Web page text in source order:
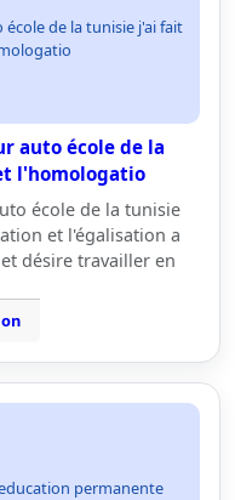
de la tunisie j'ai fait
auto école de la
l'homologatio
école de la tunisie
et l'égalisation a
désire travailler en
permanente